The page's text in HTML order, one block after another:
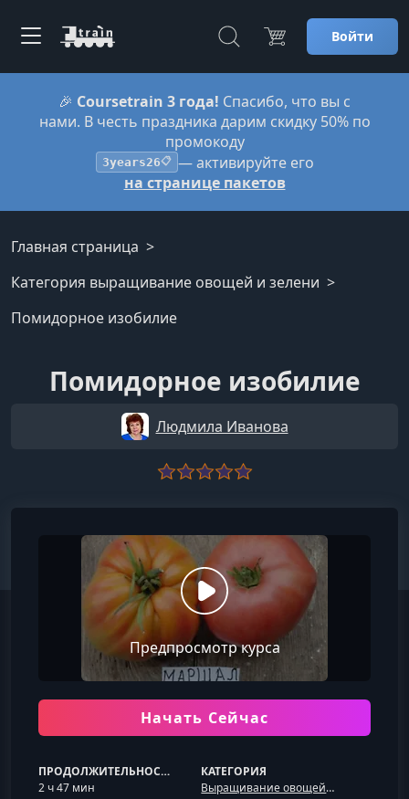
Войти
🎉 Coursetrain 3 года! Спасибо, что вы с
нами. В честь праздника дарим скидку 50% по
промокоду
3years26📋 — активируйте его
на странице пакетов
Главная страница
Категория выращивание овощей и зелени
Помидорное изобилие
Помидорное изобилие
Людмила Иванова
Предпросмотр курса
Начать Сейчас
ПРОДОЛЖИТЕЛЬНОСТЬ
2 ч 47 мин
КАТЕГОРИЯ
Выращивание овощей и зелени